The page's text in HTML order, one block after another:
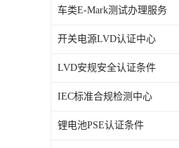
车类E-Mark测试办理服务
开关电源LVD认证中心
LVD安规安全认证条件
IEC标准合规检测中心
锂电池PSE认证条件